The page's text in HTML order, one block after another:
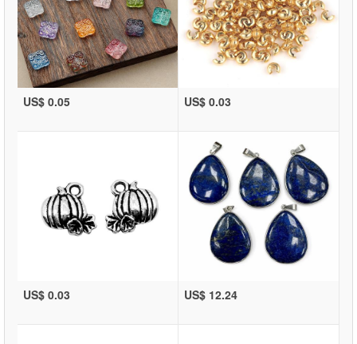
US$ 0.05 US$ 0.03
US$ 0.03 US$ 12.24